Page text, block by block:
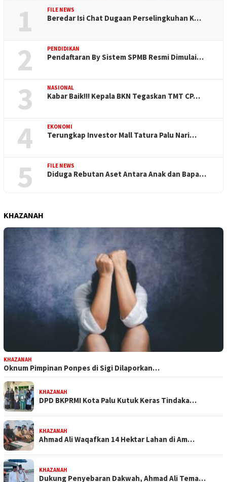
1 FILE NEWS
Beredar Isi Chat Dugaan Perselingkuhan K…
2 PENDIDIKAN
Pendaftaran By Sistem SPMB Resmi Dimulai…
3 NASIONAL
Kabar Baik!!! Kepala BKN Tegaskan TMT CP…
4 EKONOMI
Terungkap Investor Mall Tatura Palu Nari…
5 FILE NEWS
Diduga Rebutan Aset Antara Anak dan Bapa…
KHAZANAH
KHAZANAH
Oknum Pimpinan Ponpes di Sigi Dilaporkan…
KHAZANAH
DPD BKPRMI Kota Palu Kutuk Keras Tindaka…
KHAZANAH
Ahmad Ali Waqafkan 14 Hektar Lahan di Am…
KHAZANAH
Dukung Penyebaran Dakwah, Ahmad Ali Tema…